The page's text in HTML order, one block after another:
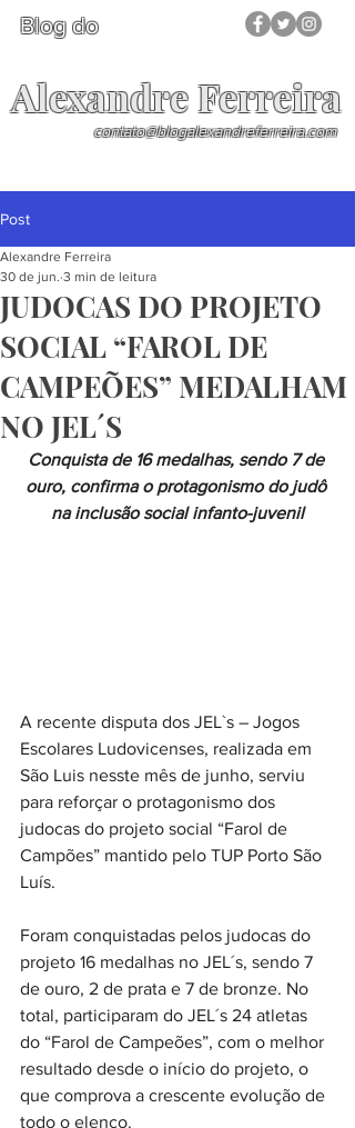
Blog do
Alexandre Ferreira
contato@blogalexandreferreira.com
Post
JUDOCAS DO PROJETO
SOCIAL “FAROL DE
CAMPEÕES” MEDALHAM
NO JEL´S
Alexandre Ferreira
30 de jun. 3 min de leitura
Conquista de 16 medalhas, sendo 7 de
ouro, confirma o protagonismo do judô
na inclusão social infanto-juvenil
A recente disputa dos JEL`s – Jogos
Escolares Ludovicenses, realizada em
São Luis nesste mês de junho, serviu
para reforçar o protagonismo dos
judocas do projeto social “Farol de
Campões” mantido pelo TUP Porto São
Luís.
Foram conquistadas pelos judocas do
projeto 16 medalhas no JEL´s, sendo 7
de ouro, 2 de prata e 7 de bronze. No
total, participaram do JEL´s 24 atletas
do “Farol de Campeões”, com o melhor
resultado desde o início do projeto, o
que comprova a crescente evolução de
todo o elenco.